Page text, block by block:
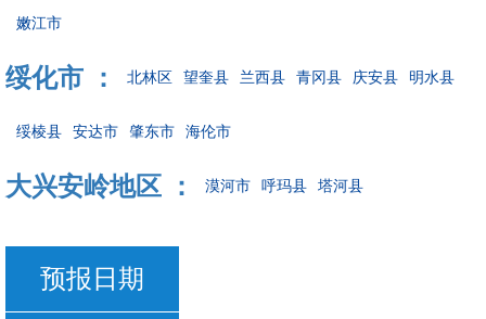
嫩江市
绥化市 ： 北林区 望奎县 兰西县 青冈县 庆安县 明水县
绥棱县 安达市 肇东市 海伦市
大兴安岭地区 ： 漠河市 呼玛县 塔河县
预报日期